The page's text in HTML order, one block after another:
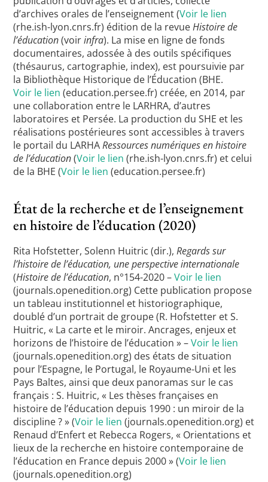
d’archives orales de l’enseignement (Voir le lien
(rhe.ish-lyon.cnrs.fr) édition de la revueHistoire de
l’éducation(voirinfra). La mise en ligne de fonds
documentaires, adossée à des outils spécifiques
(thésaurus, cartographie, index), est poursuivie par
la Bibliothèque Historique de l’Éducation (BHE.
Voir le lien (education.persee.fr) créée, en 2014, par
une collaboration entre le LARHRA, d’autres
laboratoires et Persée. La production du SHE et les
réalisations postérieures sont accessibles à travers
le portail du LARHARessources numériques en histoire
de l’éducation(Voir le lien (rhe.ish-lyon.cnrs.fr) et celui
de la BHE (Voir le lien (education.persee.fr)
État de la recherche et de l’enseignement
en histoire de l’éducation (2020)
Rita Hofstetter, Solenn Huitric (dir.),Regards sur
l’histoire de l’éducation, une perspective internationale
(Histoire de l’éducation, n°154-2020 –Voir le lien
(journals.openedition.org) Cette publication propose
un tableau institutionnel et historiographique,
doublé d’un portrait de groupe (R. Hofstetter et S.
Huitric, « La carte et le miroir. Ancrages, enjeux et
horizons de l’histoire de l’éducation » –Voir le lien
(journals.openedition.org) des états de situation
pour l’Espagne, le Portugal, le Royaume-Uni et les
Pays Baltes, ainsi que deux panoramas sur le cas
français : S. Huitric, « Les thèses françaises en
histoire de l’éducation depuis 1990 : un miroir de la
discipline ? » (Voir le lien (journals.openedition.org) et
Renaud d’Enfert et Rebecca Rogers, « Orientations et
lieux de la recherche en histoire contemporaine de
l’éducation en France depuis 2000 » (Voir le lien
(journals.openedition.org)